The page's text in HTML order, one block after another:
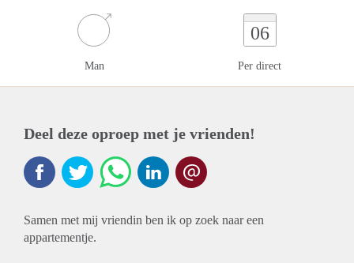
Man
06
Per direct
Deel deze oproep met je vrienden!
Samen met mij vriendin ben ik op zoek naar een
appartementje.